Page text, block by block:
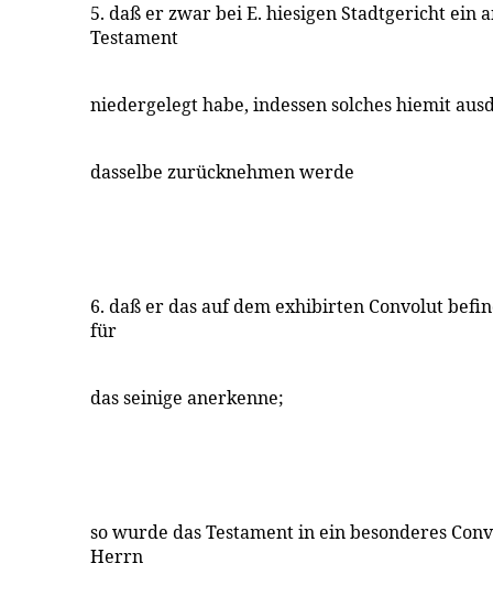
5. daß er zwar bei E. hiesigen Stadtgericht ein
Testament
niedergelegt habe, indessen solches hiemit
dasselbe zurücknehmen werde
6. daß er das auf dem exhibirten Convolut
für
das seinige anerkenne;
so wurde das Testament in ein besonderes
Herrn